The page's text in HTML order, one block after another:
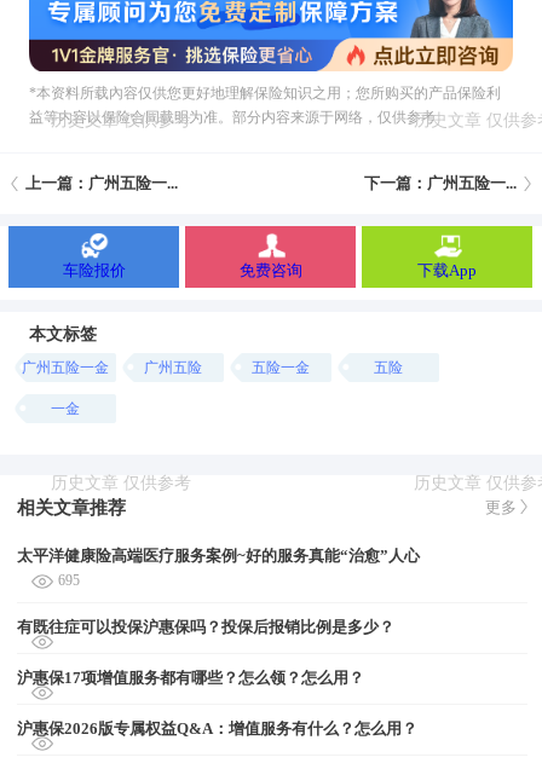
*本资料所载內容仅供您更好地理解保险知识之用；您所购买的产品保险利
益等内容以保险合同载明为准。部分内容来源于网络，仅供参考
上一篇：广州五险一... 下一篇：广州五险一...
车险报价 免费咨询 下载App
本文标签
广州五险一金 广州五险 五险一金 五险
一金
相关文章推荐 更多
太平洋健康险高端医疗服务案例~好的服务真能“治愈”人心
695
有既往症可以投保沪惠保吗？投保后报销比例是多少？
沪惠保17项增值服务都有哪些？怎么领？怎么用？
沪惠保2026版专属权益Q&A：增值服务有什么？怎么用？